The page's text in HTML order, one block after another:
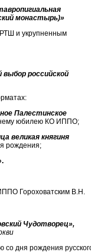
монастырь)»
и укрупненным
выбор российской
Палестинское
юбилею КО ИППО;
великая княгиня
рождения;
Гороховатским В.Н.
Чудотворец»,
со дня рождения